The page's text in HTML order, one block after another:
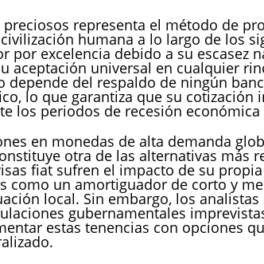
representa el método de
humana a lo largo de los
por excelencia debido a su escasez
aceptación universal en cualquier
depende del respaldo de ningún
lo que garantiza que su cotización
los periodos de recesión
en monedas de alta demanda
otra de las alternativas más
fiat sufren el impacto de su
como un amortiguador de corto y
local. Sin embargo, los
gubernamentales
estas tenencias con opciones